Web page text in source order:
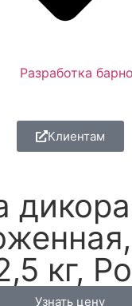
Разработка
Клиентам
кг,
Узнать цену